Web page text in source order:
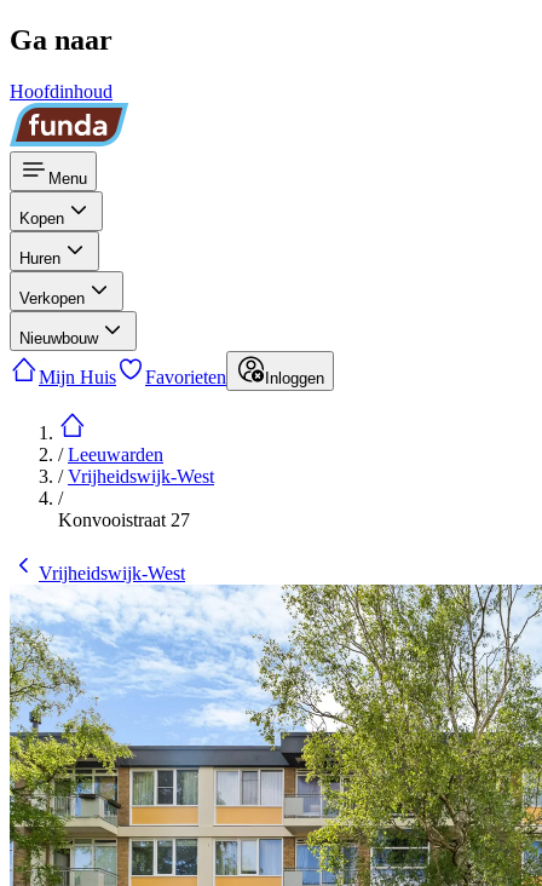
Ga naar
Hoofdinhoud
Menu
Kopen
Huren
Verkopen
Nieuwbouw
Mijn Huis Favorieten Inloggen
/Leeuwarden
/Vrijheidswijk-West
/
Konvooistraat 27
Vrijheidswijk-West